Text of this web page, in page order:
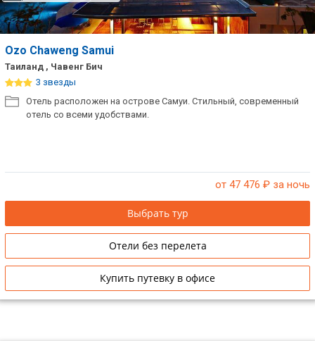
Ozo Chaweng Samui
Таиланд , Чавенг Бич
3 звезды
Отель расположен на острове Самуи. Стильный, современный
отель со всеми удобствами.
от 47 476 ₽ за ночь
Выбрать тур
Отели без перелета
Купить путевку в офисе